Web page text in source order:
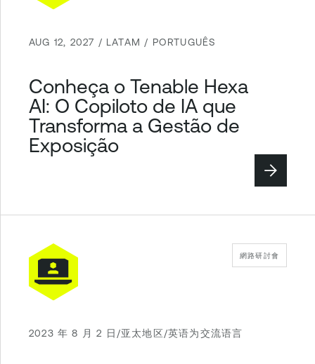
AUG 12, 2027 / LATAM / PORTUGUÊS
Conheça o Tenable Hexa
AI: O Copiloto de IA que
Transforma a Gestão de
Exposição
網路研討會
2023 年 8 月 2 日/亚太地区/英语为交流语言